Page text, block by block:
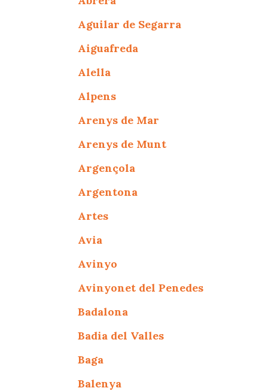
Aguilar de Segarra
Aiguafreda
Alella
Alpens
Arenys de Mar
Arenys de Munt
Argençola
Argentona
Artes
Avia
Avinyo
Avinyonet del Penedes
Badalona
Badia del Valles
Baga
Balenya